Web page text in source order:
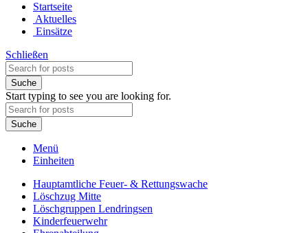
Startseite
Aktuelles
Einsätze
Schließen
Suche
Start typing to see you are looking for.
Suche
Menü
Einheiten
Hauptamtliche Feuer- & Rettungswache
Löschzug Mitte
Löschgruppen Lendringsen
Kinderfeuerwehr